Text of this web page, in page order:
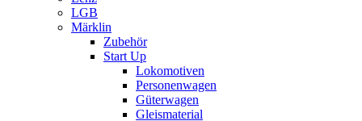
LGB
Märklin
Zubehör
Start Up
Lokomotiven
Personenwagen
Güterwagen
Gleismaterial